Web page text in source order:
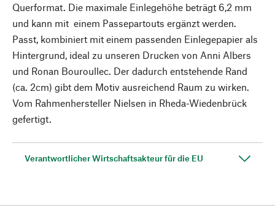
Querformat. Die maximale Einlegehöhe beträgt 6,2 mm
und kann mit einem Passepartouts ergänzt werden.
Passt, kombiniert mit einem passenden Einlegepapier als
Hintergrund, ideal zu unseren Drucken von Anni Albers
und Ronan Bouroullec. Der dadurch entstehende Rand
(ca. 2cm) gibt dem Motiv ausreichend Raum zu wirken.
Vom Rahmenhersteller Nielsen in Rheda-Wiedenbrück
gefertigt.
Verantwortlicher Wirtschaftsakteur für die EU